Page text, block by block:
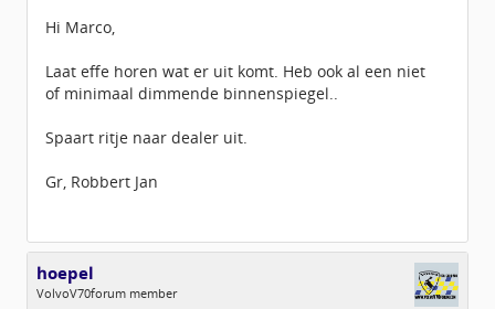
Hi Marco,
Laat effe horen wat er uit komt. Heb ook al een niet
of minimaal dimmende binnenspiegel..
Spaart ritje naar dealer uit.
Gr, Robbert Jan
hoepel
VolvoV70forum member